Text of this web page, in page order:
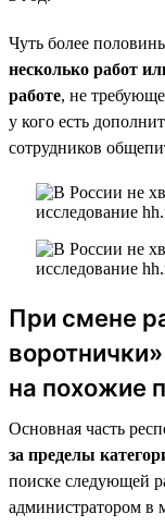
Чуть более
несколько работ
работе, не
у кого есть
сотрудников
При смене
на похожие
Основная часть
за пределы
поиске следующей
администратором в